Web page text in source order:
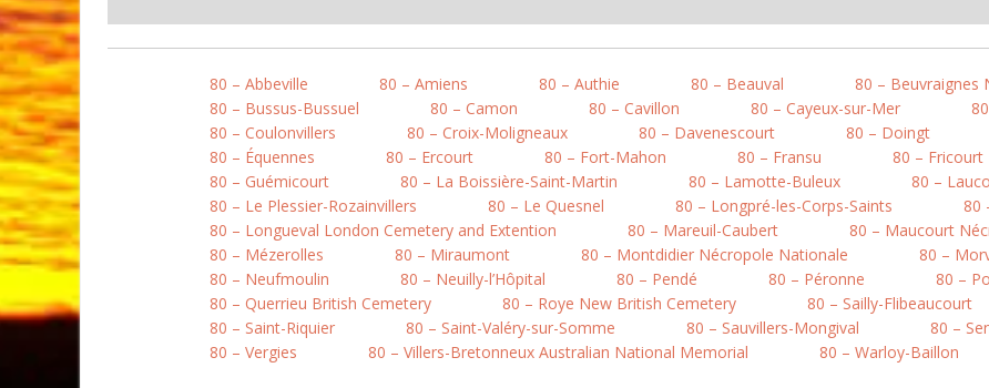
80 – Abbeville 80 – Amiens 80 – Authie 80 – Beauval 80 – Beuvraignes
80 – Bussus-Bussuel
80 – Camon 80 – Cavillon 80 – Cayeux-sur-Mer
80 – Coulonvillers
80 – Croix-Moligneaux 80 – Davenescourt 80 – Doingt
80 – Équennes
80 – Ercourt 80 – Fort-Mahon 80 – Fransu 80 – Fricourt
80 – Guémicourt
80 – La Boissière-Saint-Martin 80 – Lamotte-Buleux 80 –
80 – Le Plessier-Rozainvillers
80 – Le Quesnel 80 – Longpré-les-Corps-Saints
80
80 – Longueval London Cemetery and Extention
80 – Mareuil-Caubert 80 – Maucourt
80 – Mézerolles
80 – Miraumont 80 – Montdidier Nécropole Nationale 80 –
80 – Neufmoulin
80 – Neuilly-l’Hôpital 80 – Pendé 80 – Péronne 80 –
80 – Querrieu British Cemetery
80 – Roye New British Cemetery 80 – Sailly-Flibeaucourt
80 – Saint-Riquier
80 – Saint-Valéry-sur-Somme 80 – Sauvillers-Mongival 80 –
80 – Vergies
80 – Villers-Bretonneux Australian National Memorial 80 – Warloy-Baillon